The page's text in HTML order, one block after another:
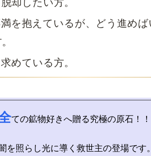
却したい方。
を抱えているが、どう進め
めている方。
ての鉱物好きへ贈る究極の原石！！